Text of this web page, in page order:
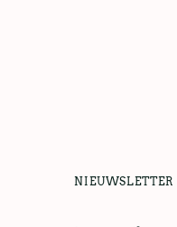
NIEUWSLETTER